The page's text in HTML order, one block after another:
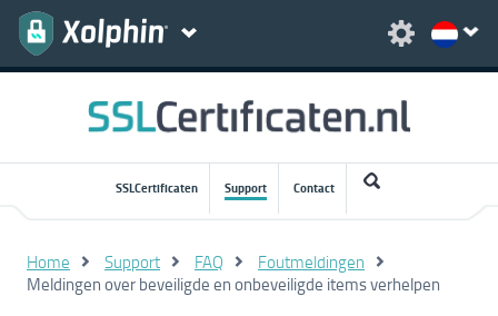
SSLCertificaten Support Contact
Home Support FAQ Foutmeldingen
Meldingen over beveiligde en onbeveiligde items verhelpen